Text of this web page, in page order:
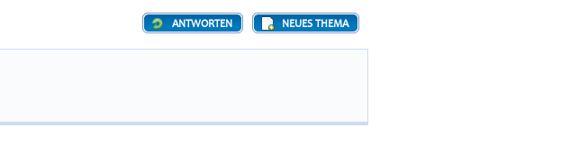
NEUES THEMA
ANTWORTEN